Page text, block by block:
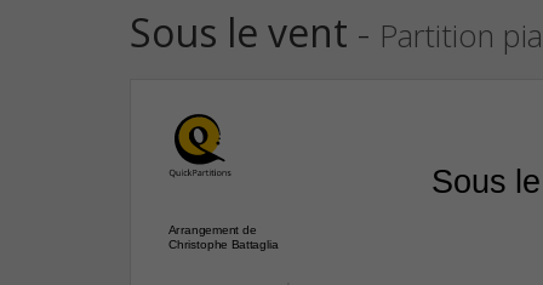
Sous le vent - Partition
Sous
Arrangement de
Christophe Battaglia